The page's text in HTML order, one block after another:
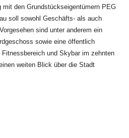
mit den Grundstückseigentümern PEG
soll sowohl Geschäfts- als auch
sind unter anderem ein
sowie eine öffentlich
und Skybar im zehnten
weiten Blick über die Stadt